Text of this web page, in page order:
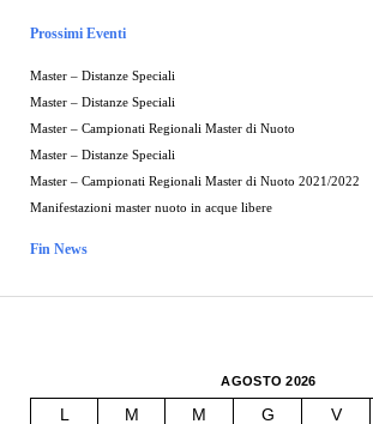
Prossimi Eventi
Master – Distanze Speciali
Master – Distanze Speciali
Master – Campionati Regionali Master di Nuoto
Master – Distanze Speciali
Master – Campionati Regionali Master di Nuoto 2021/2022
Manifestazioni master nuoto in acque libere
Fin News
AGOSTO 2026
L M M G V